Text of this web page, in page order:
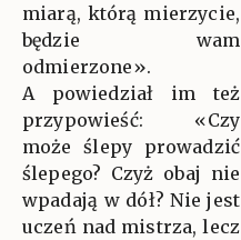
miarą, którą mierzycie,
będzie wam
odmierzone».
A powiedział im też
przypowieść: «Czy
może ślepy prowadzić
ślepego? Czyż obaj nie
wpadają w dół? Nie jest
uczeń nad mistrza, lecz